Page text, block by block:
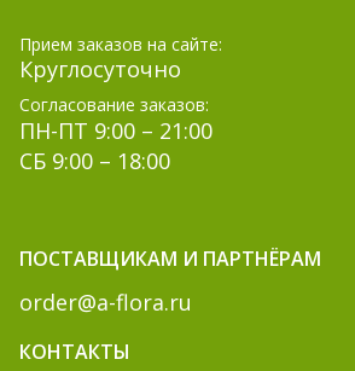
Прием заказов на сайте:
Круглосуточно
Согласование заказов:
ПН-ПТ 9:00 – 21:00
СБ 9:00 – 18:00
ПОСТАВЩИКАМ И ПАРТНЁРАМ
order@a-flora.ru
КОНТАКТЫ